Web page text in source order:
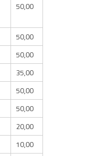
50,00
50,00
50,00
35,00
50,00
50,00
20,00
10,00